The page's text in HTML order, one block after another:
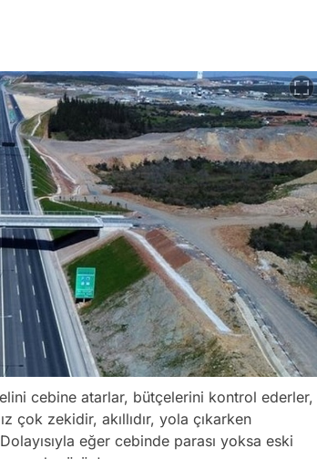
cebine atarlar, bütçelerini kontrol ederler,
çok zekidir, akıllıdır, yola çıkarken
eğer cebinde parası yoksa eski